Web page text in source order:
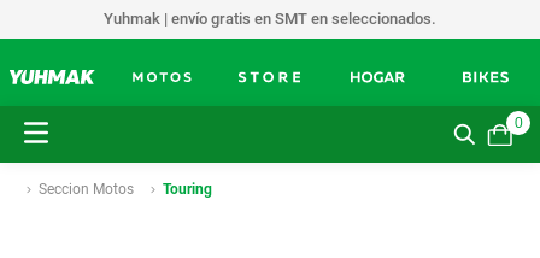
Yuhmak | envío gratis en SMT en seleccionados.
0
Seccion Motos Touring